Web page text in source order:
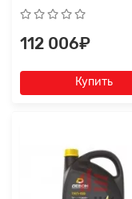
112 006₽
Купить